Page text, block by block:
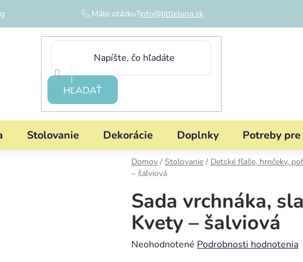
Máte otázku?info@littleluna.sk
HĽADAŤ
Stolovanie Dekorácie Doplnky Potreby
Domov / Stolovanie / Detské fľaše, hrnčeky,
– šalviová
Sada vrchnáka,
Kvety – šalviová
Priemerné
Neohodnotené Podrobnosti hodnotenia